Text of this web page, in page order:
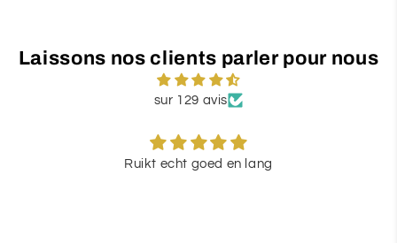
Laissons nos clients parler pour nous
sur 129 avis
Ruikt echt goed en lang